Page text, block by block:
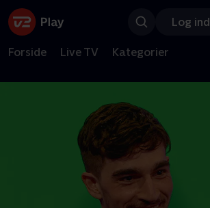
Log ind
Forside Live TV Kategorier